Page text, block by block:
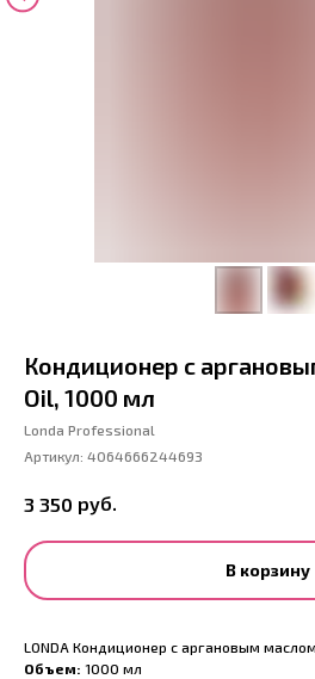
Кондиционер с
Oil, 1000 мл
Londa Professional
Артикул: 4064666244693
3 350 руб.
В корзину
LONDA Кондиционер с аргановым
Объем: 1000 мл